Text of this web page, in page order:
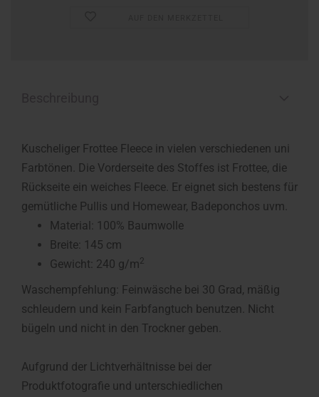
Kuscheliger Frottee Fleece in vielen verschiedenen uni
Farbtönen. Die Vorderseite des Stoffes ist Frottee, die
Rückseite ein weiches Fleece. Er eignet sich bestens für
gemütliche Pullis und Homewear, Badeponchos uvm.
Material: 100% Baumwolle
Breite: 145 cm
Gewicht: 240 g/m2
Waschempfehlung: Feinwäsche bei 30 Grad, mäßig
schleudern und kein Farbfangtuch benutzen. Nicht
bügeln und nicht in den Trockner geben.
Aufgrund der Lichtverhältnisse bei der
Produktfotografie und unterschiedlichen